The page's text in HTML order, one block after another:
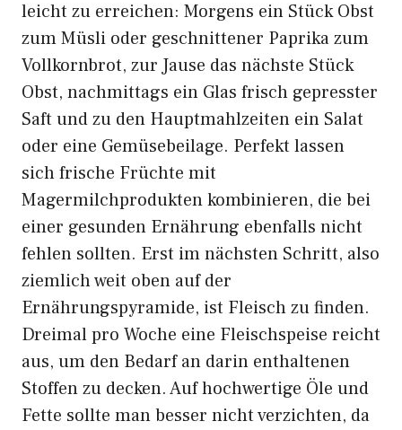
leicht zu erreichen: Morgens ein Stück Obst
zum Müsli oder geschnittener Paprika zum
Vollkornbrot, zur Jause das nächste Stück
Obst, nachmittags ein Glas frisch gepresster
Saft und zu den Hauptmahlzeiten ein Salat
oder eine Gemüsebeilage. Perfekt lassen
sich frische Früchte mit
Magermilchprodukten kombinieren, die bei
einer gesunden Ernährung ebenfalls nicht
fehlen sollten. Erst im nächsten Schritt, also
ziemlich weit oben auf der
Ernährungspyramide, ist Fleisch zu finden.
Dreimal pro Woche eine Fleischspeise reicht
aus, um den Bedarf an darin enthaltenen
Stoffen zu decken. Auf hochwertige Öle und
Fette sollte man besser nicht verzichten, da